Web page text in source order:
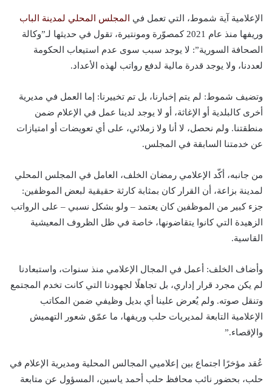
الإعلامية آية شموط، التي تعمل في المجلس المحلي لمدينة الباب
وريفها منذ عام 2021 كمصوّرة ومونتيرة، تقول في حديثها لـ”وكالة
الصحافة السورية”: لا يوجد سبب سوى عدم استيعاب الحكومة
لعددنا، ولا يوجد قدرة مالية لدفع رواتب لهذه الأعداد.
وتضيف شموط: لم يتم إخبارنا، بل تم تخييرنا: إما العمل في مديرية
أخرى كالبلدية أو الإغاثة، أو لا يوجد لدينا عمل في الإعلام ضمن
منطقتنا. ولم نحصل، لا أنا ولا زملائي، على أي تعويضات أو امتيازات
عن خدمتنا السابقة في المجلس.
من جانبه، أكّد الإعلامي رمضان الخلف، العامل في المجلس المحلي
لمدينة بزاعة، أن القرار كان بمثابة كارثة حقيقية لبعض الموظفين:
جزء كبير من الموظفين كان يعتمد – ولو بشكل نسبي – على الرواتب
الزهيدة التي كانوا يتقاضونها، خاصة في ظل الظروف المعيشية
القاسية.
وأضاف الخلف: أعمل في المجال الإعلامي منذ سنوات، واستبعادنا
لم يكن مجرد قرار إداري، بل تجاهلًا لجهودنا التي كانت تخدم المجتمع
وتنقل صوته. ولم يُعرض علينا أي بديل وظيفي ضمن المكاتب
الإعلامية التابعة لمديريات حلب وريفها، ما عمّق شعور التهميش
والإقصاء.”
عُقد مؤخرًا اجتماع بين إعلاميي المجالس المحلية ومديرية الإعلام في
حلب، بحضور نائب محافظ حلب أحمد ياسين، المسؤول عن متابعة